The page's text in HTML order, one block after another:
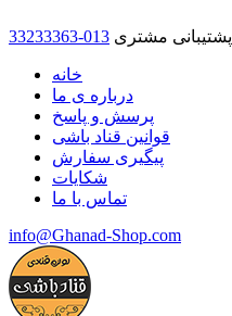
33233363-013 پشتیبانی مشتری
خانه
درباره ی ما
پرسش و پاسخ
قوانین قناد باشی
پیگیری سفارش
شکایات
تماس با ما
info@Ghanad-Shop.com